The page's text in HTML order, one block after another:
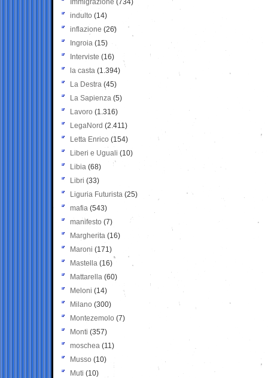
Immigrazione (734)
indulto (14)
inflazione (26)
Ingroia (15)
Interviste (16)
la casta (1.394)
La Destra (45)
La Sapienza (5)
Lavoro (1.316)
LegaNord (2.411)
Letta Enrico (154)
Liberi e Uguali (10)
Libia (68)
Libri (33)
Liguria Futurista (25)
mafia (543)
manifesto (7)
Margherita (16)
Maroni (171)
Mastella (16)
Mattarella (60)
Meloni (14)
Milano (300)
Montezemolo (7)
Monti (357)
moschea (11)
Musso (10)
Muti (10)